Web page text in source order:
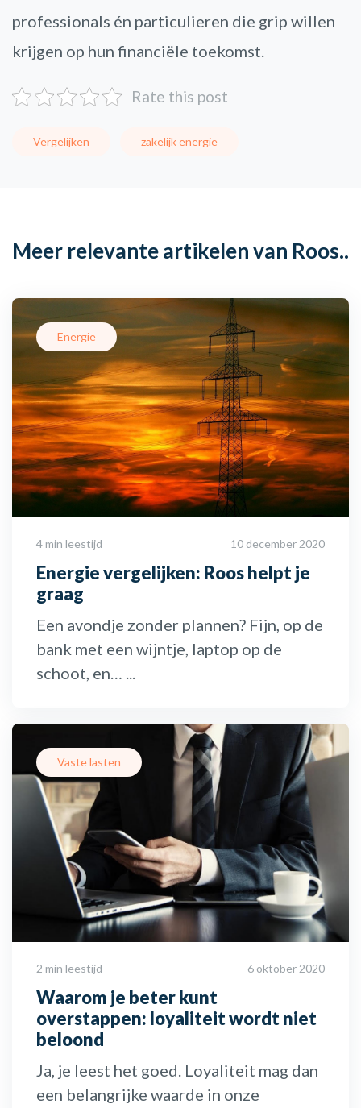
professionals én particulieren die grip willen
krijgen op hun financiële toekomst.
Rate this post
Vergelijken zakelijk energie
Meer relevante artikelen van Roos..
Energie
4 min leestijd 10 december 2020
Energie vergelijken: Roos helpt je
graag
Een avondje zonder plannen? Fijn, op de
bank met een wijntje, laptop op de
schoot, en… ...
Vaste lasten
2 min leestijd 6 oktober 2020
Waarom je beter kunt
overstappen: loyaliteit wordt niet
beloond
Ja, je leest het goed. Loyaliteit mag dan
een belangrijke waarde in onze